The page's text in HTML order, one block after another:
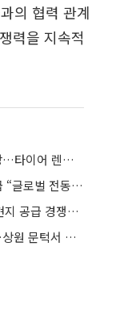
의 협력 관계
력을 지속적
넥센타이어, 국가서비스대상 7년 연속 수상…타이어 렌탈 경쟁력 인정
넥센타이어, BYD 전기차 2종에 첫 OE 공급 “글로벌 전동화 시장 공략 확대”
넥센타이어, 유럽공장 자동화 창고 증설 “현지 공급 경쟁력 강화”
美 클래리티 법안 연내 통과 가능성 13%…상원 문턱서 제동